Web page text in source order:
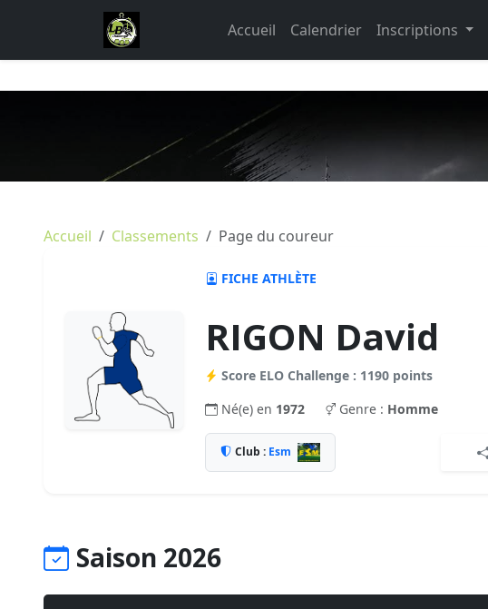
Accueil Calendrier Inscriptions
Accueil Classements Page du coureur
FICHE ATHLÈTE
RIGON David
Score ELO Challenge : 1190 points
Né(e) en 1972 Genre : Homme
Club : Esm
Saison 2026